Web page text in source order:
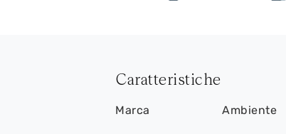
Caratteristiche
Marca Ambiente